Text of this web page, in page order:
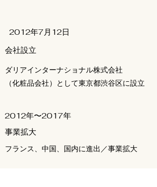
2012年7月12日
会社設立
ダリアインターナショナル株式会社
（化粧品会社）として東京都渋谷区に設立
2012年〜2017年
事業拡大
フランス、中国、国内に進出／事業拡大